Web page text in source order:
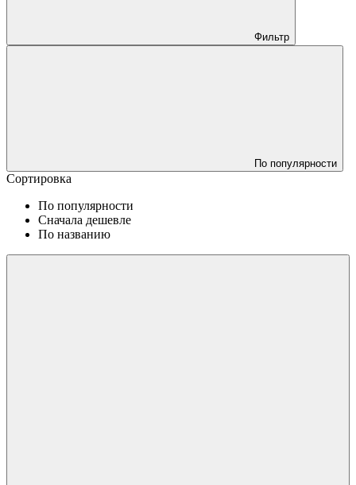
Фильтр
По популярности
Сортировка
По популярности
Сначала дешевле
По названию